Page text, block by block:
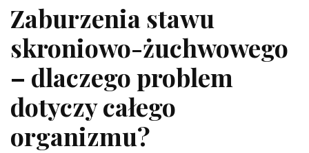
Zaburzenia stawu
skroniowo-żuchwowego
– dlaczego problem
dotyczy całego
organizmu?